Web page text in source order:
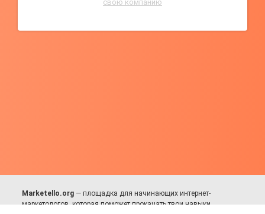
свою компанию
Marketello.org — площадка для начинающих интернет-
маркетологов, которая поможет прокачать твои навыки.